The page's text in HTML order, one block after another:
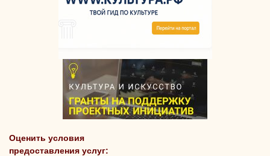
Оценить условия
предоставления услуг: